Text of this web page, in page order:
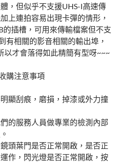
體，但似乎不支援UHS-I高速傳
上連拍容易出現卡彈的情形，
插槽，可用來傳輸檔案但不支
有相關的影音相關的輸出埠，
才會落得如此精簡有型呀~~~
購注意事項
顯刮痕，磨損，掉漆或外力撞
的服務人員做專業的檢測內部
頭葉門是否正常開啟，是否正
作，閃光燈是否正常開啟，按